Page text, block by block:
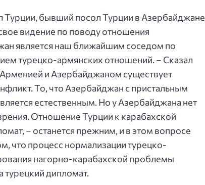
бывший посол Турции в Азербайджане
видение по поводу отношения
является наш ближайшим соседом по
турецко-армянских отношений. – Сказал
и Азербайджаном существует
То, что Азербайджан с пристальным
естественным. Но у Азербайджана нет
Отношение Турции к карабахской
– останется прежним, и в этом вопросе
что процесс нормализации турецко-
нагорно-карабахской проблемы
турецкий дипломат.